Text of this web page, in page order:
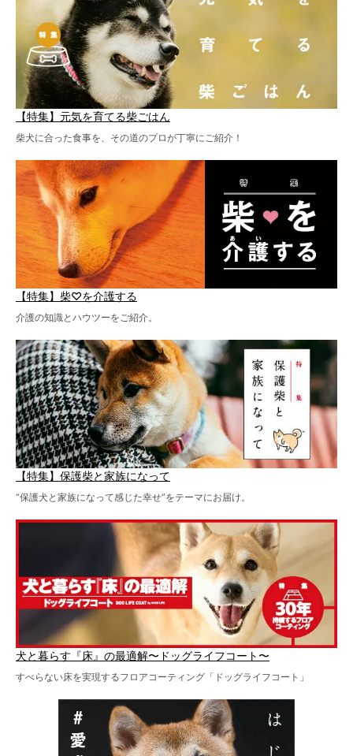
【特集】元気を育てる柴ごはん
柴犬に合った食事を、その道のプロが丁寧にご紹介！
【特集】柴♡を介護する
介護の知識とハウツーをご紹介。
【特集】保護柴と家族になって
“保護犬と家族になって感じた幸せ”をテーマにお届け。
犬と暮らす『床』の最適解〜ドッグライフコート〜
すべらない床を実現するフロアコーティング「ドッグライフコート」